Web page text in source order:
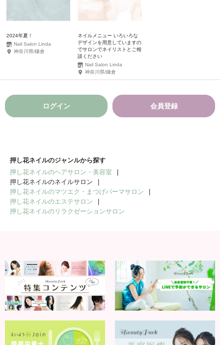
2024年夏！
Nail Salon Linda
神奈川県/鎌倉
ネイルメニュー いろいろな
デザインを用意していますの
でサロンでネイリストとご相
談ください
Nail Salon Linda
神奈川県/鎌倉
ログイン 会員登録
押し花ネイルのジャンルから探す
押し花ネイルのヘアサロン・美容室
押し花ネイルのネイルサロン
押し花ネイルのマツエク・まつげパーマサロン
押し花ネイルのエステサロン
押し花ネイルのリラクゼーションサロン